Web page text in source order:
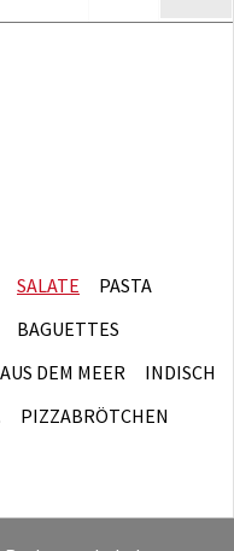
SALATE
PASTA
BAGUETTES
AUS DEM MEER
INDISCH
PIZZABRÖTCHEN